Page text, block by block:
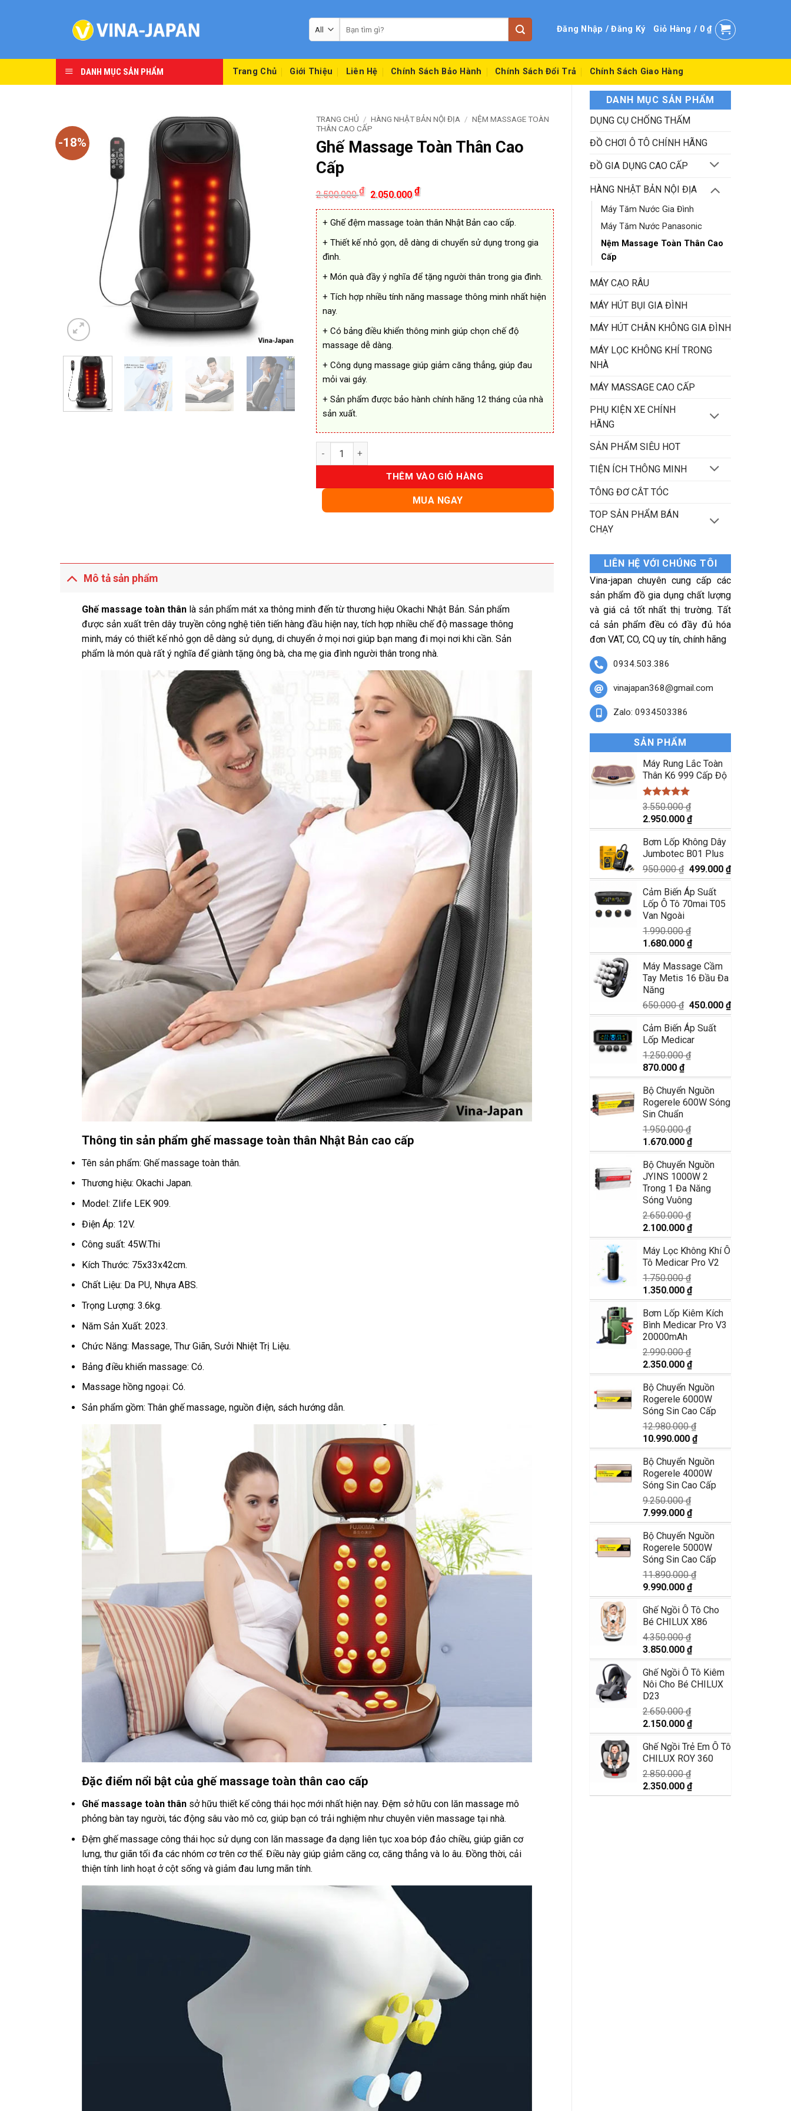
kiếm:
Đăng Nhập / Đăng Ký Giỏ Hàng / 0₫
DANH MỤC SẢN PHẨM Trang Chủ Giới Thiệu Liên Hệ Chính Sách Bảo Hành Chính Sách Đổi Trả Chính Sách Giao Hàng
DANH MỤC SẢN PHẨM
DỤNG CỤ CHỐNG THẤM
ĐỒ CHƠI Ô TÔ CHÍNH HÃNG
ĐỒ GIA DỤNG CAO CẤP
HÀNG NHẬT BẢN NỘI ĐỊA
Máy Tăm Nước Gia Đình
Máy Tăm Nước Panasonic
Nệm Massage Toàn Thân Cao
Cấp
MÁY CẠO RÂU
MÁY HÚT BỤI GIA ĐÌNH
MÁY HÚT CHÂN KHÔNG GIA ĐÌNH
MÁY LỌC KHÔNG KHÍ TRONG
NHÀ
MÁY MASSAGE CAO CẤP
PHỤ KIỆN XE CHÍNH
HÃNG
SẢN PHẨM SIÊU HOT
TIỆN ÍCH THÔNG MINH
TÔNG ĐƠ CẮT TÓC
TOP SẢN PHẨM BÁN
CHẠY
LIÊN HỆ VỚI CHÚNG TÔI
Vina-japan chuyên cung cấp các
sản phẩm đồ gia dụng chất lượng
và giá cả tốt nhất thị trường. Tất
cả sản phẩm đều có đầy đủ hóa
đơn VAT, CO, CQ uy tín, chính hãng
0934.503.386
vinajapan368@gmail.com
Zalo: 0934503386
SẢN PHẨM
Máy Rung Lắc Toàn
Thân K6 999 Cấp Độ
Được xếp
hạng5.00
5 sao
3.550.000₫
Giá
gốc
là:
3.550.000 ₫.
2.950.000 ₫Giá
hiện
tại
là:
2.950.000 ₫.
Bơm Lốp Không Dây
Jumbotec B01 Plus
950.000₫ Giá
gốc
là:
950.000 ₫.
499.000 ₫Giá
hiện
Cảm Biến Áp Suất
Lốp Ô Tô 70mai T05
Van Ngoài
1.990.000₫
Giá
gốc
là:
1.990.000 ₫.
1.680.000 ₫Giá
hiện
tại
là:
Máy Massage Cầm
Tay Metis 16 Đầu Đa
Năng
650.000₫ Giá
gốc
là:
650.000 ₫.
450.000 ₫Giá
hiện
Cảm Biến Áp Suất
Lốp Medicar
1.250.000₫
Giá
gốc
là:
1.250.000 ₫.
870.000 ₫Giá
hiện
tại
là:
Bộ Chuyển Nguồn
Rogerele 600W Sóng
Sin Chuẩn
1.950.000₫
Giá
gốc
là:
1.950.000 ₫.
1.670.000 ₫Giá
hiện
tại
là:
1.670.000 ₫.
Bộ Chuyển Nguồn
JYINS 1000W 2
Trong 1 Đa Năng
Sóng Vuông
2.650.000₫
Giá
gốc
là:
2.650.000 ₫.
2.100.000 ₫Giá
hiện
tại
là:
Máy Lọc Không Khí Ô
Tô Medicar Pro V2
1.750.000₫
Giá
gốc
là:
1.750.000 ₫.
1.350.000 ₫Giá
hiện
tại
là:
Bơm Lốp Kiêm Kích
Bình Medicar Pro V3
20000mAh
2.990.000₫
Giá
gốc
là:
2.990.000 ₫.
2.350.000 ₫Giá
hiện
tại
là:
2.350.000 ₫.
Bộ Chuyển Nguồn
Rogerele 6000W
Sóng Sin Cao Cấp
12.980.000₫
Giá
gốc
là:
12.980.000 ₫.
10.990.000 ₫Giá
hiện
tại
là:
10.990.000 ₫.
Bộ Chuyển Nguồn
Rogerele 4000W
Sóng Sin Cao Cấp
9.250.000₫
Giá
gốc
là:
9.250.000 ₫.
7.999.000 ₫Giá
hiện
tại
là:
7.999.000 ₫.
Bộ Chuyển Nguồn
Rogerele 5000W
Sóng Sin Cao Cấp
11.890.000₫
Giá
gốc
là:
11.890.000 ₫.
9.990.000 ₫Giá
hiện
tại
là:
Ghế Ngồi Ô Tô Cho
Bé CHILUX X86
4.350.000₫
Giá
gốc
là:
4.350.000 ₫.
3.850.000 ₫Giá
hiện
tại
là:
Ghế Ngồi Ô Tô Kiêm
Nôi Cho Bé CHILUX
D23
2.650.000₫
Giá
gốc
là:
2.650.000 ₫.
2.150.000 ₫Giá
hiện
tại
là:
Ghế Ngồi Trẻ Em Ô Tô
CHILUX ROY 360
2.850.000₫
Giá
gốc
2.350.000 ₫Giá
hiện
-18%
TRANG CHỦ / HÀNG NHẬT BẢN NỘI ĐỊA / NỆM MASSAGE TOÀN
THÂN CAO CẤP
Ghế Massage Toàn Thân Cao
Cấp
2.500.000₫
Giá
gốc
là:
2.500.000 ₫.
2.050.000₫Giá
hiện
tại
là:
2.050.000 ₫.
+ Ghế đệm massage toàn thân Nhật Bản cao cấp.
+ Thiết kế nhỏ gọn, dễ dàng di chuyển sử dụng trong gia
đình.
+ Món quà đầy ý nghĩa để tặng người thân trong gia đình.
+ Tích hợp nhiều tính năng massage thông minh nhất hiện
nay.
+ Có bảng điều khiển thông minh giúp chọn chế độ
massage dễ dàng.
+ Công dụng massage giúp giảm căng thẳng, giúp đau
mỏi vai gáy.
+ Sản phẩm được bảo hành chính hãng 12 tháng của nhà
sản xuất.
Ghế Massage Toàn Thân Cao Cấp số lượng
THÊM VÀO GIỎ HÀNG
MUA NGAY
Mô tả sản phẩm
Ghế massage toàn thânlà sản phẩm mát xa thông minh đến từ thương hiệu Okachi Nhật Bản. Sản phẩm
được sản xuất trên dây truyền công nghệ tiên tiến hàng đầu hiện nay, tích hợp nhiều chế độ massage thông
minh, máy có thiết kế nhỏ gọn dễ dàng sử dụng, di chuyển ở mọi nơi giúp bạn mang đi mọi nơi khi cần. Sản
phẩm là món quà rất ý nghĩa để giành tặng ông bà, cha mẹ gia đình người thân trong nhà.
Thông tin sản phẩm ghế massage toàn thân Nhật Bản cao cấp
Tên sản phẩm: Ghế massage toàn thân.
Thương hiệu: Okachi Japan.
Model: Zlife LEK 909.
Điện Áp: 12V.
Công suất: 45W.Thi
Kích Thước: 75x33x42cm.
Chất Liệu: Da PU, Nhựa ABS.
Trọng Lượng: 3.6kg.
Năm Sản Xuất: 2023.
Chức Năng: Massage, Thư Giãn, Sưởi Nhiệt Trị Liệu.
Bảng điều khiển massage: Có.
Massage hồng ngoại: Có.
Sản phẩm gồm: Thân ghế massage, nguồn điện, sách hướng dẫn.
Đặc điểm nổi bật của ghế massage toàn thân cao cấp
Ghế massage toàn thânsở hữu thiết kế công thái học mới nhất hiện nay. Đệm sở hữu con lăn massage mô
phỏng bàn tay người, tác động sâu vào mô cơ, giúp bạn có trải nghiệm như chuyên viên massage tại nhà.
Đệm ghế massage công thái học sử dụng con lăn massage đa dạng liên tục xoa bóp đảo chiều, giúp giãn cơ
lưng, thư giãn tối đa các nhóm cơ trên cơ thể. Điều này giúp giảm căng cơ, căng thẳng và lo âu. Đồng thời, cải
thiện tính linh hoạt ở cột sống và giảm đau lưng mãn tính.